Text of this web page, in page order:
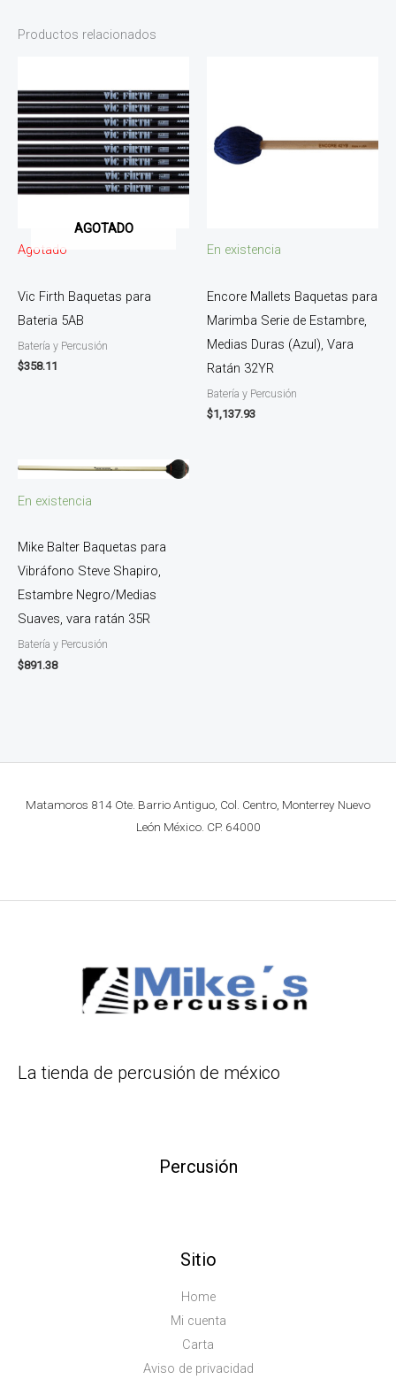
Productos relacionados
AGOTADO
Agotado
Vic Firth Baquetas para
Bateria 5AB
Batería y Percusión
$358.11
En existencia
Encore Mallets Baquetas para
Marimba Serie de Estambre,
Medias Duras (Azul), Vara
Ratán 32YR
Batería y Percusión
$1,137.93
En existencia
Mike Balter Baquetas para
Vibráfono Steve Shapiro,
Estambre Negro/Medias
Suaves, vara ratán 35R
Batería y Percusión
$891.38
Matamoros 814 Ote. Barrio Antiguo, Col. Centro, Monterrey Nuevo
León México. CP. 64000
La tienda de percusión de méxico
Percusión
Sitio
Home
Mi cuenta
Carta
Aviso de privacidad